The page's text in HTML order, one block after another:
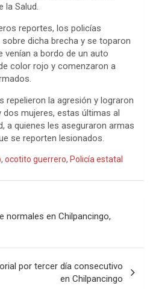
la Salud.
reportes, los policías
dicha brecha y se toparon
a bordo de un auto
color rojo y comenzaron a
repelieron la agresión y lograron
mujeres, estas últimas al
a quienes les aseguraron armas
se reporten lesionados.
, ocotito guerrero, Policía estatal
normales en Chilpancingo,
por tercer día consecutivo
en Chilpancingo